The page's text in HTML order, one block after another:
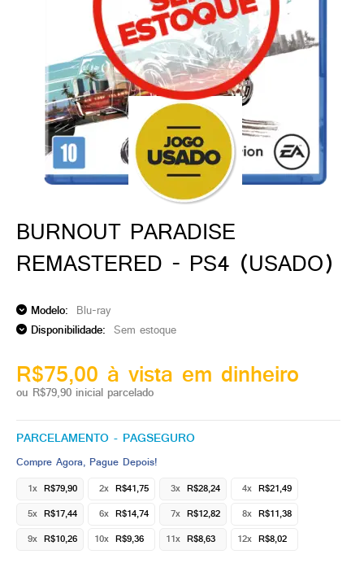
BURNOUT PARADISE
REMASTERED - PS4 (USADO)
Modelo: Blu-ray
Disponibilidade: Sem estoque
R$75,00 à vista em dinheiro
ou R$79,90 inicial parcelado
PARCELAMENTO - PAGSEGURO
Compre Agora, Pague Depois!
1x R$79,90 2x R$41,75 3x R$28,24 4x R$21,49
5x R$17,44 6x R$14,74 7x R$12,82 8x R$11,38
9x R$10,26 10x R$9,36 11x R$8,63 12x R$8,02